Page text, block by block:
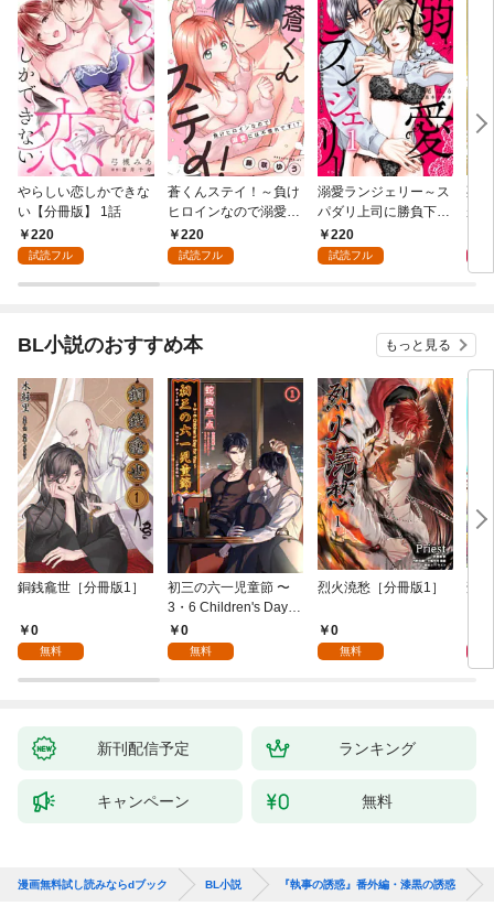
やらしい恋しかできな
い【分冊版】 1話
220
試読フル
蒼くんステイ！～負け
ヒロインなので溺愛に
は不慣れです！？～
【分冊版】 1話
220
試読フル
溺愛ランジェリー～ス
パダリ上司に勝負下着
を見られたら淫靡な恋
が始まった～【分冊
220
試読フル
死
が
っ
BL小説のおすすめ本 もっと見る
銅銭龕世［分冊版1］
0
無料
初三の六一児童節 〜
3・6 Children's Day fo
r You〜［分冊版1］
0
無料
烈火澆愁［分冊版1］
0
無料
刑
新刊配信予定 ランキング
キャンペーン 無料
漫画無料試し読みならdブック BL小説 『執事の誘惑』番外編・漆黒の誘惑